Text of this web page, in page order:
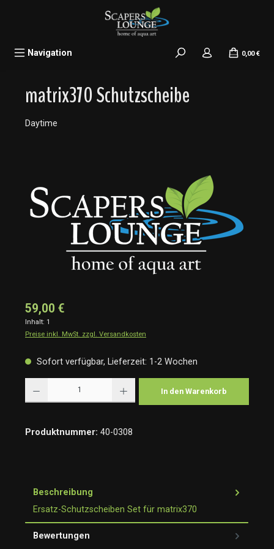
Navigation 0,00 €
matrix370 Schutzscheibe
Daytime
59,00 €
Inhalt: 1
Preise inkl. MwSt. zzgl. Versandkosten
Sofort verfügbar, Lieferzeit: 1-2 Wochen
In den Warenkorb
Produktnummer: 40-0308
Beschreibung
Ersatz-Schutzscheiben Set für matrix370
Bewertungen